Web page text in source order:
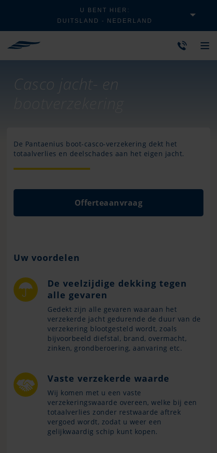
U BENT HIER:
DUITSLAND - NEDERLAND
Casco jacht- en
De Pantaenius boot-casco-verzekering dekt het
totaalverlies en deelschades aan het eigen jacht.
Offerteaanvraag
Uw voordelen
De veelzijdige dekking tegen
alle gevaren
Gedekt zijn alle gevaren waaraan het
verzekerde jacht gedurende de duur van de
verzekering blootgesteld wordt, zoals
bijvoorbeeld diefstal, brand, overmacht,
zinken, grondberoering, aanvaring etc.
Vaste verzekerde waarde
Wij komen met u een vaste
verzekeringswaarde overeen, welke bij een
totaalverlies zonder restwaarde aftrek
vergoed wordt, zodat u weer een
gelijkwaardig schip kunt kopen.